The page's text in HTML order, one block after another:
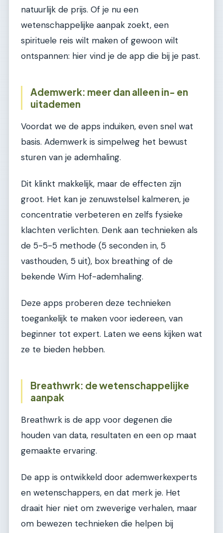
natuurlijk de prijs. Of je nu een
wetenschappelijke aanpak zoekt, een
spirituele reis wilt maken of gewoon wilt
ontspannen: hier vind je de app die bij je past.
Ademwerk: meer dan alleen in- en
uitademen
Voordat we de apps induiken, even snel wat
basis. Ademwerk is simpelweg het bewust
sturen van je ademhaling.
Dit klinkt makkelijk, maar de effecten zijn
groot. Het kan je zenuwstelsel kalmeren, je
concentratie verbeteren en zelfs fysieke
klachten verlichten. Denk aan technieken als
de 5-5-5 methode (5 seconden in, 5
vasthouden, 5 uit), box breathing of de
bekende Wim Hof-ademhaling.
Deze apps proberen deze technieken
toegankelijk te maken voor iedereen, van
beginner tot expert. Laten we eens kijken wat
ze te bieden hebben.
Breathwrk: de wetenschappelijke
aanpak
Breathwrk is de app voor degenen die
houden van data, resultaten en een op maat
gemaakte ervaring.
De app is ontwikkeld door ademwerkexperts
en wetenschappers, en dat merk je. Het
draait hier niet om zweverige verhalen, maar
om bewezen technieken die helpen bij